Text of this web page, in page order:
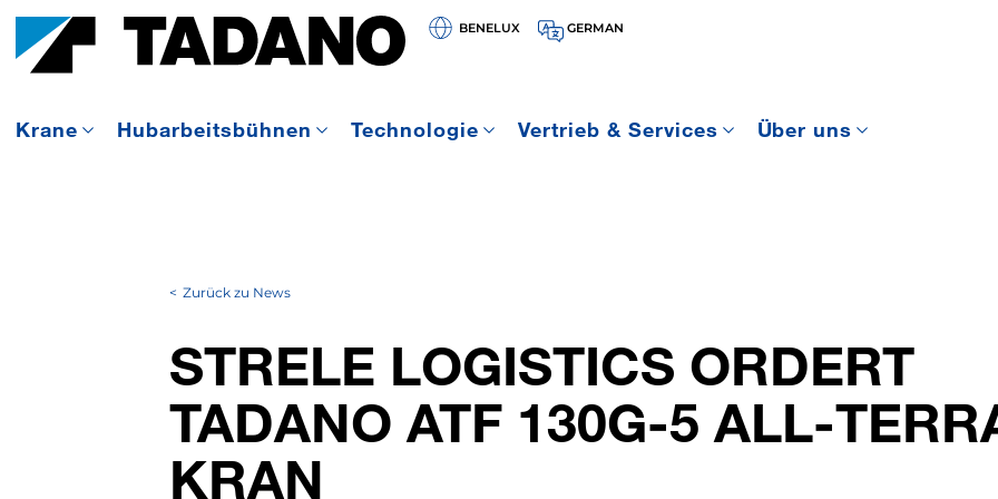
BENELUX GERMAN
Krane Hubarbeitsbühnen Technologie Vertrieb & Services Über uns
Zurück zu News
STRELE LOGISTICS ORDERT
TADANO ATF 130G-5 ALL-
KRAN